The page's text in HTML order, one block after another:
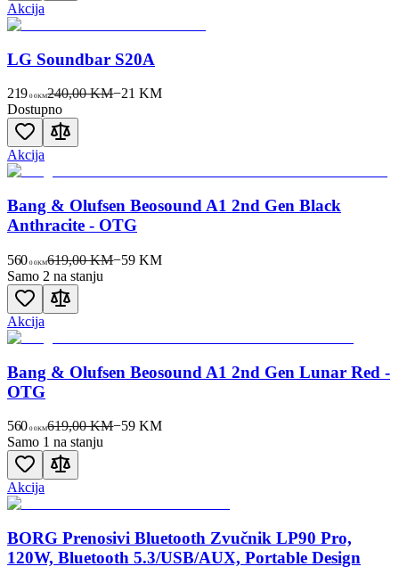
Akcija
LG Soundbar S20A
219 00KM240,00 KM−21 KM
Dostupno
Akcija
Bang & Olufsen Beosound A1 2nd Gen Black
Anthracite - OTG
560 00KM619,00 KM−59 KM
Samo 2 na stanju
Akcija
Bang & Olufsen Beosound A1 2nd Gen Lunar Red -
OTG
560 00KM619,00 KM−59 KM
Samo 1 na stanju
Akcija
BORG Prenosivi Bluetooth Zvučnik LP90 Pro,
120W, Bluetooth 5.3/USB/AUX, Portable Design